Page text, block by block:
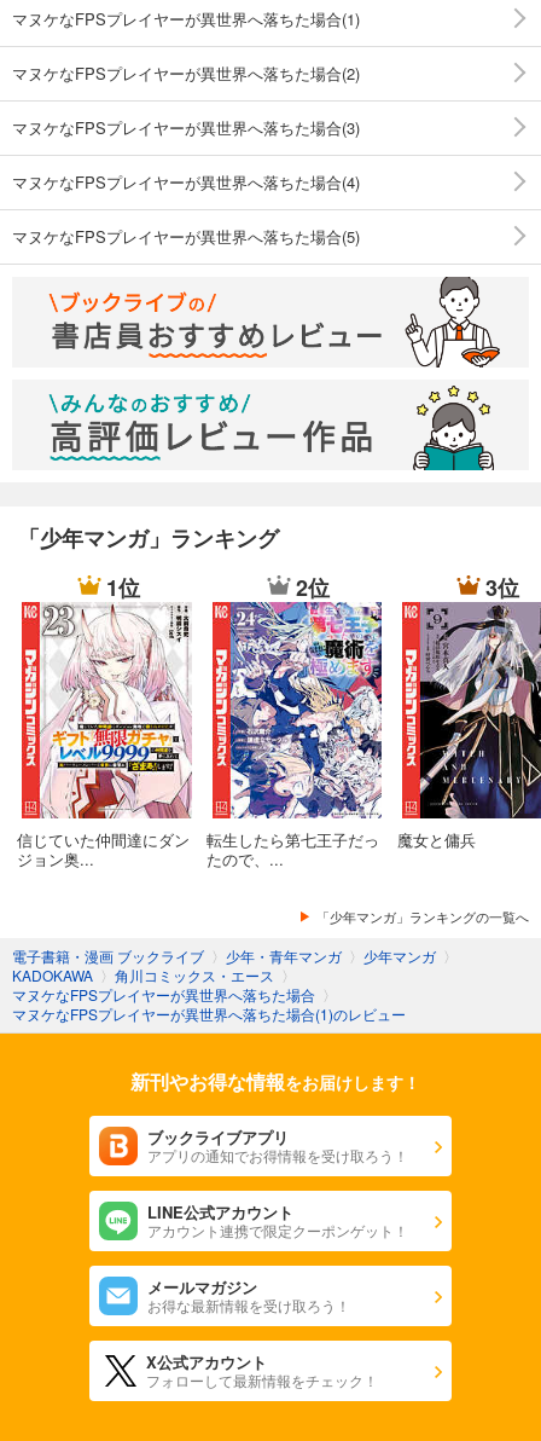
マヌケなFPSプレイヤーが異世界へ落ちた場合(1)
マヌケなFPSプレイヤーが異世界へ落ちた場合(2)
マヌケなFPSプレイヤーが異世界へ落ちた場合(3)
マヌケなFPSプレイヤーが異世界へ落ちた場合(4)
マヌケなFPSプレイヤーが異世界へ落ちた場合(5)
「少年マンガ」ランキング
1位
信じていた仲間達にダン
ジョン奥...
2位
転生したら第七王子だっ
たので、...
3位
魔女と傭兵
「少年マンガ」ランキングの一覧へ
電子書籍・漫画 ブックライブ 〉 少年・青年マンガ 〉 少年マンガ 〉
KADOKAWA 〉 角川コミックス・エース 〉
マヌケなFPSプレイヤーが異世界へ落ちた場合 〉
マヌケなFPSプレイヤーが異世界へ落ちた場合(1)のレビュー
新刊やお得な情報をお届けします！
ブックライブアプリ
アプリの通知でお得情報を受け取ろう！
LINE公式アカウント
アカウント連携で限定クーポンゲット！
メールマガジン
お得な最新情報を受け取ろう！
X公式アカウント
フォローして最新情報をチェック！